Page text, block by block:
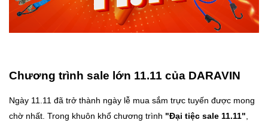
Chương trình sale lớn 11.11 của DARAVIN
Ngày 11.11 đã trở thành ngày lễ mua sắm trực tuyến được mong
chờ nhất. Trong khuôn khổ chương trình "Đại tiệc sale 11.11",